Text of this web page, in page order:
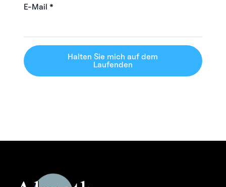
E-Mail *
Halten Sie mich auf dem
Laufenden